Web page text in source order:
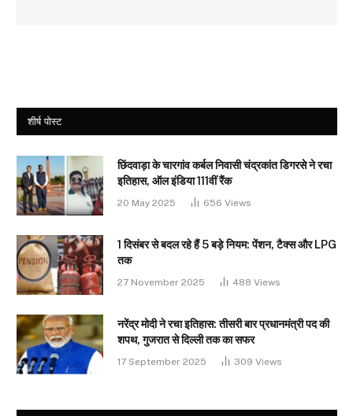
शीर्ष पोस्ट
छिंदवाड़ा के चारगांव कर्बल निवासी चंद्रकांत डिगरसे ने रचा
इतिहास, ऑल इंडिया 111वीं रैंक
20 May 2025 656 Views
1 दिसंबर से बदल रहे हैं 5 बड़े नियम: पेंशन, टैक्स और LPG
तक
27 November 2025 488 Views
नरेंद्र मोदी ने रचा इतिहास: तीसरी बार प्रधानमंत्री पद की
शपथ, गुजरात से दिल्ली तक का सफर
17 September 2025 309 Views